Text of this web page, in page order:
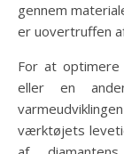
gennem
er uovertruffen
For at optimere
eller en
værktøjets